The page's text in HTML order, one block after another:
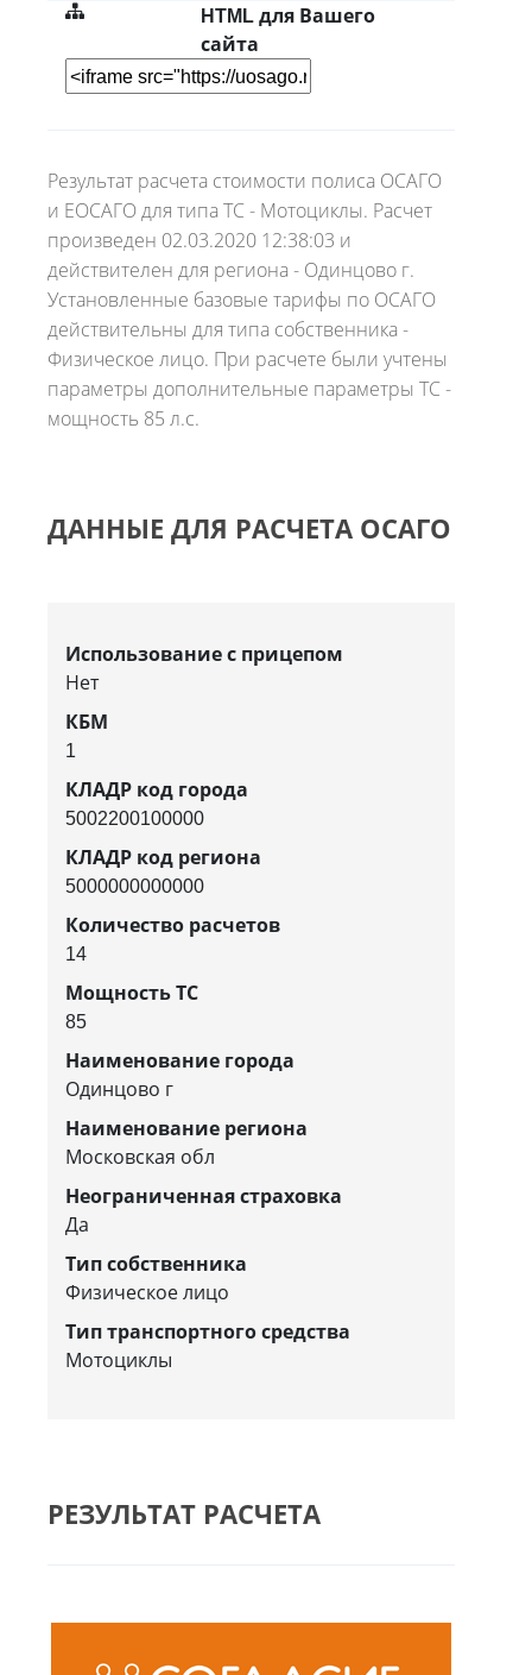
HTML для Вашего
сайта
Результат расчета стоимости полиса ОСАГО
и ЕОСАГО для типа ТС - Мотоциклы. Расчет
произведен 02.03.2020 12:38:03 и
действителен для региона - Одинцово г.
Установленные базовые тарифы по ОСАГО
действительны для типа собственника -
Физическое лицо. При расчете были учтены
параметры дополнительные параметры ТС -
мощность 85 л.с.
ДАННЫЕ ДЛЯ РАСЧЕТА ОСАГО
Использование с прицепом
Нет
КБМ
1
КЛАДР код города
5002200100000
КЛАДР код региона
5000000000000
Количество расчетов
14
Мощность ТС
85
Наименование города
Одинцово г
Наименование региона
Московская обл
Неограниченная страховка
Да
Тип собственника
Физическое лицо
Тип транспортного средства
Мотоциклы
РЕЗУЛЬТАТ РАСЧЕТА